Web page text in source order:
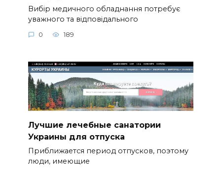
Вибір медичного обладнання потребує
уважного та відповідального
0 189
Лучшие лечебные санатории
Украины для отпуска
Приближается период отпусков, поэтому
люди, имеющие